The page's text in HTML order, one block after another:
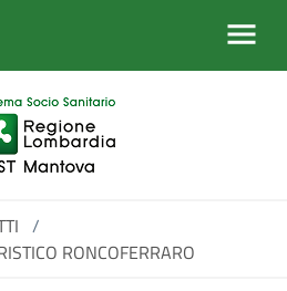
/
RONCOFERRARO